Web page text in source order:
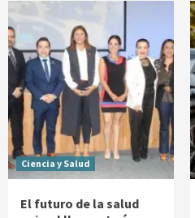
Ciencia y Salud
El futuro de la salud